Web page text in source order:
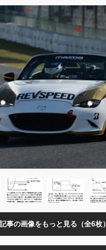
事の画像をもっと見る（全6枚）